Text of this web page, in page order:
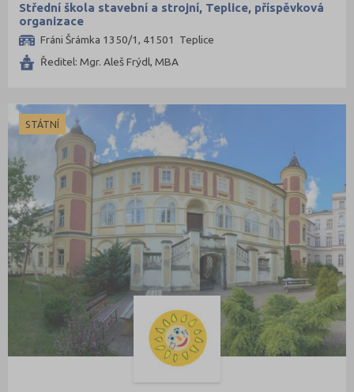
Střední škola stavební a strojní, Teplice, příspěvková
organizace
Fráni Šrámka 1350/1, 41501 Teplice
Ředitel: Mgr. Aleš Frýdl, MBA
STÁTNÍ